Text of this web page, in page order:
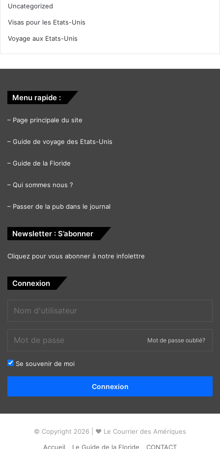
Uncategorized
Visas pour les Etats-Unis
Voyage aux Etats-Unis
Menu rapide :
– Page principale du site
– Guide de voyage des Etats-Unis
– Guide de la Floride
– Qui sommes nous ?
– Passer de la pub dans le journal
Newsletter : S’abonner
Cliquez pour vous abonner à notre infolettre
Connexion
Mot de passe oublié?
Se souvenir de moi
Connexion
© Copyright 2026 | ❤ Le Courrier des Amériques
Accueil
Le Guide de la Floride CONTACT